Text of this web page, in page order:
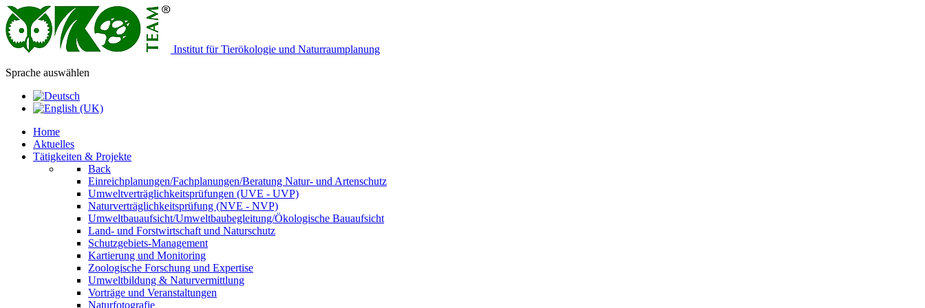
Institut für Tierökologie und Naturraumplanung
Sprache auswählen
Home
Aktuelles
Tätigkeiten & Projekte
Back
Einreichplanungen/Fachplanungen/Beratung Natur- und Artenschutz
Umweltverträglichkeitsprüfungen (UVE - UVP)
Naturverträglichkeitsprüfung (NVE - NVP)
Umweltbauaufsicht/Umweltbaubegleitung/Ökologische Bauaufsicht
Land- und Forstwirtschaft und Naturschutz
Schutzgebiets-Management
Kartierung und Monitoring
Zoologische Forschung und Expertise
Umweltbildung & Naturvermittlung
Vorträge und Veranstaltungen
Naturfotografie